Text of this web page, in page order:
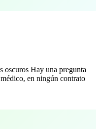
oscuros Hay una pregunta
en ningún contrato